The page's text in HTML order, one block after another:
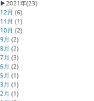
▶2021年(23)
12月 (6)
11月 (1)
10月 (2)
9月 (2)
8月 (2)
7月 (3)
6月 (2)
5月 (1)
3月 (1)
2月 (1)